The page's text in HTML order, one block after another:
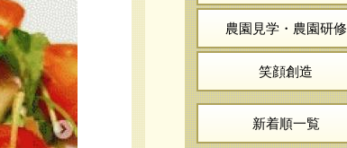
農園見学・農園研修
笑顔創造
新着順一覧